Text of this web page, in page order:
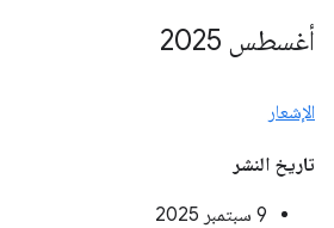
أغسطس 2025
الإشعار
تاريخ النشر
‫9 سبتمبر 2025